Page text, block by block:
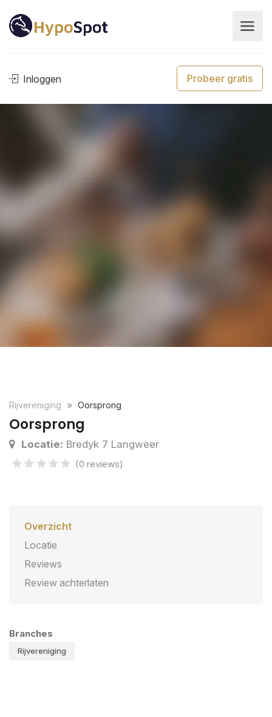
Inloggen Probeer gratis
Rijvereniging Oorsprong
Oorsprong
Locatie: Bredyk 7 Langweer
(0 reviews)
Overzicht
Locatie
Reviews
Review achterlaten
Branches
Rijvereniging